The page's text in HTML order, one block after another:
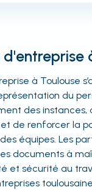
à Toulouse
du
des instances,
de renforcer la
équipes. Les
documents à
et sécurité au